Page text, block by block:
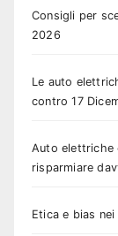
Consigli per
2026
Le auto
contro 17
Auto elettriche
risparmiare
Etica e bias